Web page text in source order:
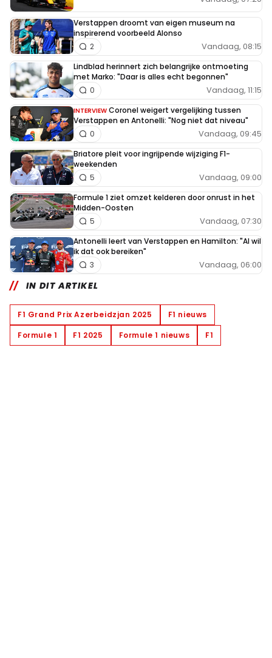
Verstappen droomt van eigen museum na
inspirerend voorbeeld Alonso
Vandaag, 08:15
2
Lindblad herinnert zich belangrijke ontmoeting
met Marko: "Daar is alles echt begonnen"
Vandaag, 11:15
0
INTERVIEW Coronel weigert vergelijking tussen
Verstappen en Antonelli: "Nog niet dat niveau"
Vandaag, 09:45
0
Briatore pleit voor ingrijpende wijziging F1-
weekenden
Vandaag, 09:00
5
Formule 1 ziet omzet kelderen door onrust in het
Midden-Oosten
Vandaag, 07:30
5
Antonelli leert van Verstappen en Hamilton: "Al wil
ik dat ook bereiken"
Vandaag, 06:00
3
IN DIT ARTIKEL
F1 Grand Prix Azerbeidzjan 2025
F1 nieuws
Formule 1
F1 2025 Formule 1 nieuws F1